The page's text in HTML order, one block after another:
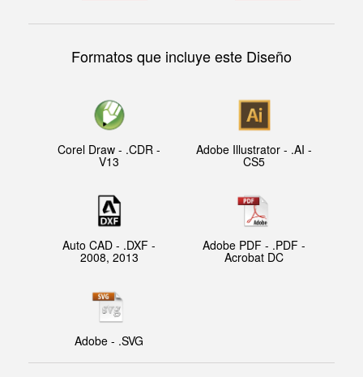
Formatos que incluye este Diseño
Corel Draw - .CDR -
V13
Adobe Illustrator - .AI -
CS5
Auto CAD - .DXF -
2008, 2013
Adobe PDF - .PDF -
Acrobat DC
Adobe - .SVG